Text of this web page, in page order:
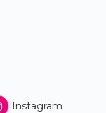
Instagram